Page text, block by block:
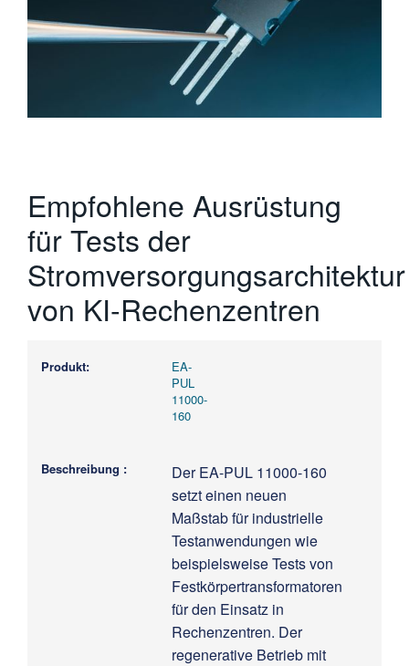
Empfohlene Ausrüstung
für Tests der
Stromversorgungsarchitektur
von KI-Rechenzentren
EA-
PUL
11000-
160
Der EA-PUL 11000-160
setzt einen neuen
Maßstab für industrielle
Testanwendungen wie
beispielsweise Tests von
Festkörpertransformatoren
für den Einsatz in
Rechenzentren. Der
regenerative Betrieb mit